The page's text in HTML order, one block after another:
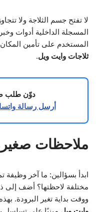
لا تفتح جسم الثلاجة ولا
المسجلة الداخلية أدوات
المستخدم على تأمين
ثلاجات وايت ويل.
دوّن طلب
أرسل رسالة
ملاحظات
ابدأ بسؤالين: ما آخر وظيفة
مختلفة لاحظتها؟ أضف إلى
ووقت بداية تغير البرودة.